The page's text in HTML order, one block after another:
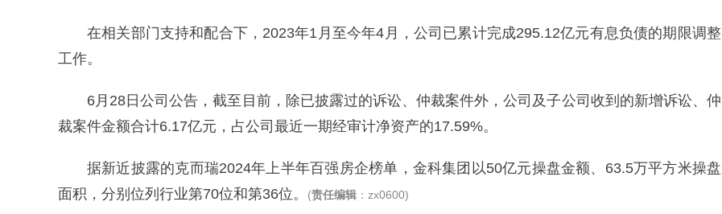
在相关部门支持和配合下，2023年1月至今年4月，公司已累计完成295.12亿元有息负债的期限调整
工作。
6月28日公司公告，截至目前，除已披露过的诉讼、仲裁案件外，公司及子公司收到的新增诉讼、仲
裁案件金额合计6.17亿元，占公司最近一期经审计净资产的17.59%。
据新近披露的克而瑞2024年上半年百强房企榜单，金科集团以50亿元操盘金额、63.5万平方米操盘
面积，分别位列行业第70位和第36位。
(责任编辑 ：zx0600)